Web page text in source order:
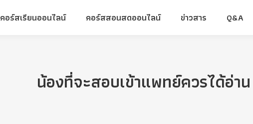
คอร์สเรียนออนไลน์ คอร์สสอนสดออนไลน์ ข่าวสาร Q&A
น้องที่จะสอบเข้าแพทย์ควรได้อ่าน
คอร์สเรียนออนไลน์ คอร์สสอนสดออนไลน์ ข่าวสาร Q&A